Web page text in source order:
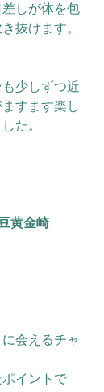
しが体を包
抜けます。
少しずつ近
すます楽し
た。
黄金崎
会えるチャ
イントで